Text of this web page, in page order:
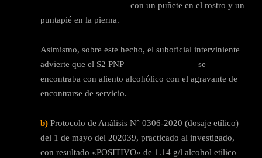
—————————— con un puñete en el rostro y un
puntapié en la pierna.
Asimismo, sobre este hecho, el suboficial interviniente
advierte que el S2 PNP ———————— se
encontraba con aliento alcohólico con el agravante de
encontrarse de servicio.
b) Protocolo de Análisis N° 0306-2020 (dosaje etílico)
del 1 de mayo del 202039, practicado al investigado,
con resultado «POSITIVO» de 1.14 g/l alcohol etílico